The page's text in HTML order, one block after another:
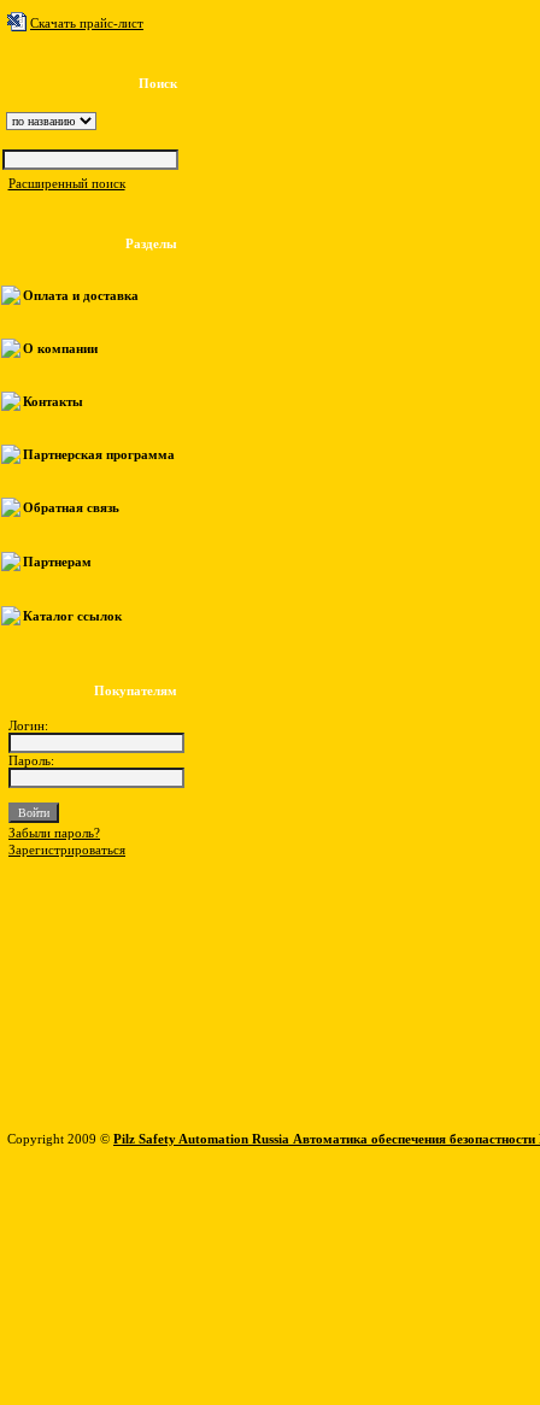
Скачать прайс-лист
Поиск
Расширенный поиск
Разделы
Оплата и доставка
О компании
Контакты
Партнерская программа
Обратная связь
Партнерам
Каталог ссылок
Покупателям
Логин:
Пароль:
Забыли пароль?
Зарегистрироваться
Copyright 2009 © Pilz Safety Automation Russia Автоматика обеспечения